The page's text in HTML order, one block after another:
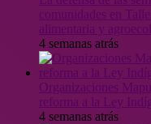
4 semanas atrás
Organizaciones
4 semanas atrás